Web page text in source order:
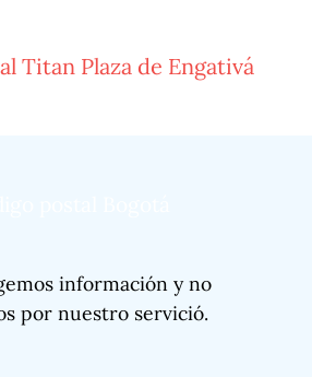
Titan Plaza de Engativá
información y no
por nuestro servició.